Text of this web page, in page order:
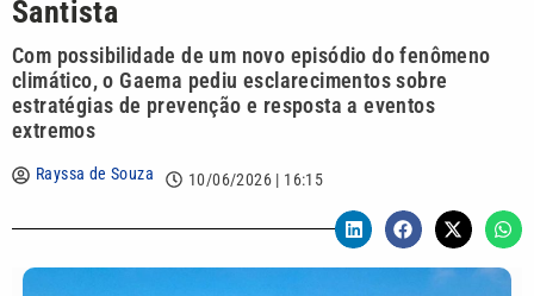
Santista
Com possibilidade de um novo episódio do fenômeno
climático, o Gaema pediu esclarecimentos sobre
estratégias de prevenção e resposta a eventos
extremos
Rayssa de Souza 10/06/2026 | 16:15